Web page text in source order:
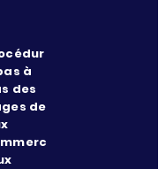
à
des
de